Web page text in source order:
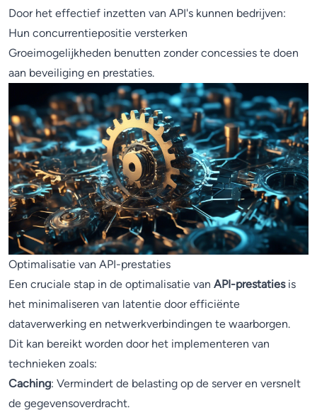
Door het effectief inzetten van API's kunnen bedrijven:
Hun concurrentiepositie versterken
Groeimogelijkheden benutten zonder concessies te doen
aan beveiliging en prestaties.
Optimalisatie van API-prestaties
Een cruciale stap in de optimalisatie van API-prestatiesis
het minimaliseren van latentie door efficiënte
dataverwerking en netwerkverbindingen te waarborgen.
Dit kan bereikt worden door het implementeren van
technieken zoals:
Caching: Vermindert de belasting op de server en versnelt
de gegevensoverdracht.